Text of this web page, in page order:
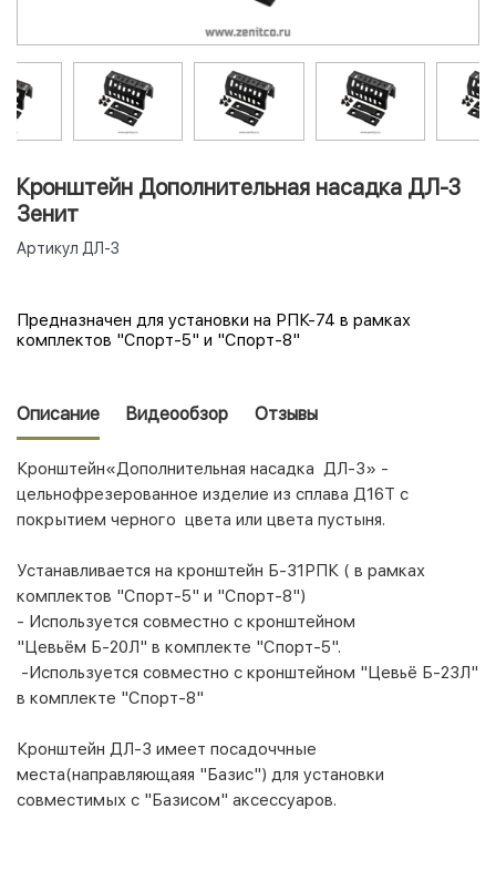
Кронштейн Дополнительная насадка ДЛ-3
Зенит
Артикул ДЛ-3
Предназначен для установки на РПК-74 в рамках
комплектов "Спорт-5" и "Спорт-8"
Описание Видеообзор Отзывы
Кронштейн«Дополнительная насадка ДЛ-3» -
цельнофрезерованное изделие из сплава Д16Т с
покрытием черного цвета или цвета пустыня.
Устанавливается на кронштейн Б-31РПК ( в рамках
комплектов "Спорт-5" и "Спорт-8")
- Используется совместно с кронштейном
"Цевьём Б-20Л" в комплекте "Спорт-5".
-Используется совместно с кронштейном "Цевьё Б-23Л"
в комплекте "Спорт-8"
Кронштейн ДЛ-3 имеет посадоччные
места(направляющаяя "Базис") для установки
совместимых с "Базисом" аксессуаров.